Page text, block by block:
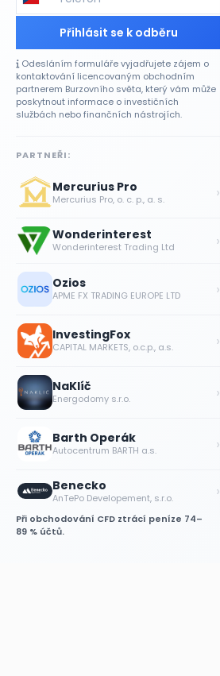
Přihlásit se k odběru
Odesláním formuláře vyjadřujete zájem o
kontaktování licencovaným obchodním
partnerem Burzovního světa, který vám může
poskytnout informace o investičních
službách nebo finančních nástrojích.
PARTNEŘI:
Mercurius Pro
Mercurius Pro, o. c. p., a. s. ›
Wonderinterest
Wonderinterest Trading Ltd ›
Ozios
APME FX TRADING EUROPE LTD ›
InvestingFox
CAPITAL MARKETS, o.c.p., a.s. ›
NaKlíč
Energodomy s.r.o. ›
Barth Operák
Autocentrum BARTH a.s. ›
Benecko
AnTePo Developement, s.r.o. ›
Při obchodování CFD ztrácí peníze 74–
89 % účtů.